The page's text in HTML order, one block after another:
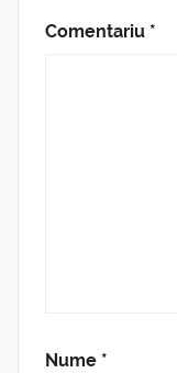
Comentariu *
Nume *